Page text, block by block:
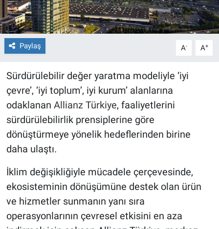
Paylaş A- A+
Sürdürülebilir değer yaratma modeliyle ‘iyi
çevre’, ‘iyi toplum’, iyi kurum’ alanlarına
odaklanan Allianz Türkiye, faaliyetlerini
sürdürülebilirlik prensiplerine göre
dönüştürmeye yönelik hedeflerinden birine
daha ulaştı.
İklim değişikliğiyle mücadele çerçevesinde,
ekosisteminin dönüşümüne destek olan ürün
ve hizmetler sunmanın yanı sıra
operasyonlarının çevresel etkisini en aza